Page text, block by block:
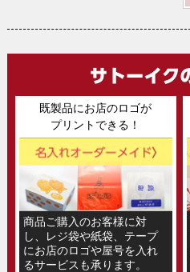
既製品にお店のロゴが
プリントできる！
商品ご購入のお客様に対
し、レジ袋や紙袋、テープ
にお店のロゴや屋号を入れ
るサービスも承ります。